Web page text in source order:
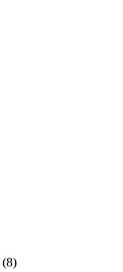
(8)